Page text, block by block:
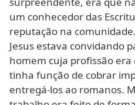
um conhecedor das
reputação na
Jesus estava convidando
homem cuja profissão era
tinha função de cobrar
entregá-los ao romanos.